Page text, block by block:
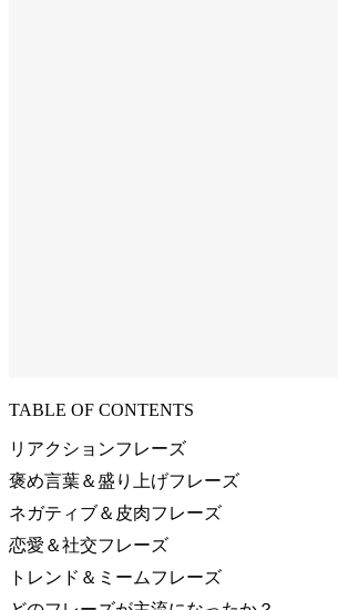
TABLE OF CONTENTS
リアクションフレーズ
褒め言葉＆盛り上げフレーズ
ネガティブ＆皮肉フレーズ
恋愛＆社交フレーズ
トレンド＆ミームフレーズ